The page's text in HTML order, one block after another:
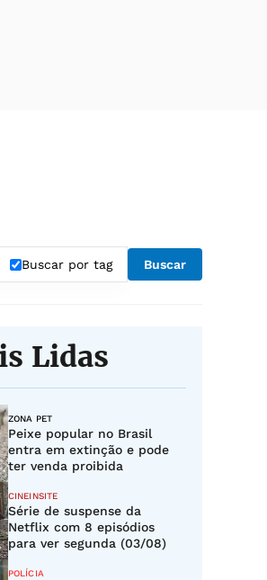
Buscar por tag Buscar
Lidas
ZONA PET
Peixe popular no Brasil
entra em extinção e pode
ter venda proibida
CINEINSITE
Série de suspense da
Netflix com 8 episódios
para ver segunda (03/08)
POLÍCIA